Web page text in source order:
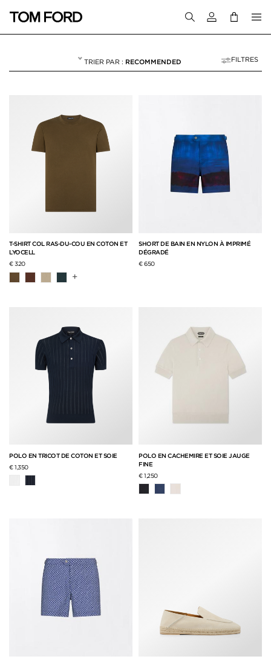
Connectez-
RECOMMENDED FILTRES
T-SHIRT COL RAS-DU-COU EN COTON ET
LYOCELL
€ 320
+
SHORT DE BAIN EN NYLON À IMPRIMÉ
DÉGRADÉ
€ 650
POLO EN TRICOT DE COTON ET SOIE
€ 1,350
POLO EN CACHEMIRE ET SOIE JAUGE
FINE
€ 1,250